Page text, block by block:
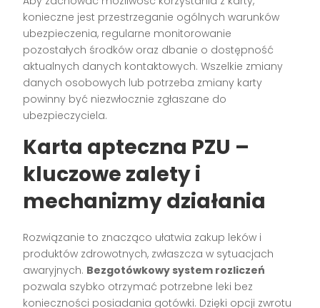
konieczne jest przestrzeganie ogólnych warunków
ubezpieczenia, regularne monitorowanie
pozostałych środków oraz dbanie o dostępność
aktualnych danych kontaktowych. Wszelkie zmiany
danych osobowych lub potrzeba zmiany karty
powinny być niezwłocznie zgłaszane do
ubezpieczyciela.
Karta apteczna PZU –
kluczowe zalety i
mechanizmy działania
Rozwiązanie to znacząco ułatwia zakup leków i
produktów zdrowotnych, zwłaszcza w sytuacjach
awaryjnych. Bezgotówkowy system rozliczeń
pozwala szybko otrzymać potrzebne leki bez
konieczności posiadania gotówki. Dzięki opcji zwrotu